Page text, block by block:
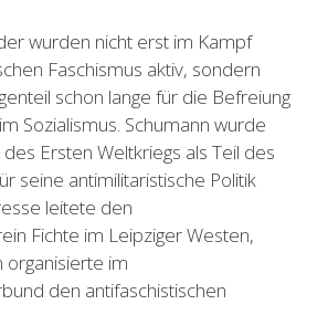
wurden nicht erst im Kampf
Faschismus aktiv, sondern
schon lange für die Befreiung
Sozialismus. Schumann wurde
Ersten Weltkriegs als Teil des
seine antimilitaristische Politik
leitete den
Fichte im Leipziger Westen,
im
den antifaschistischen